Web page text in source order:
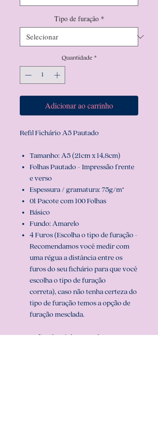
Tipo de furação *
Quantidade *
Adicionar ao carrinho
Refil Fichário A5 Pautado
Tamanho: A5 (21cm x 14,8cm)
Folhas Pautado - Impressão frente
e verso
Espessura / gramatura: 75g/m²
01 Pacote com 100 Folhas
Básico
Fundo: Amarelo
4 Furos (Escolha o tipo de furação -
Recomendamos você medir com
uma régua a distância entre os
furos do seu fichário para que você
escolha o tipo de furação
correta), caso não tenha certeza do
tipo de furação temos a opção de
furação mesclada.
2 Opções de miolo: Com data ou Sem